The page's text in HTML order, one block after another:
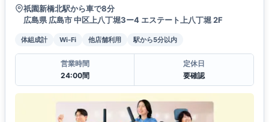
祇園新橋北駅から車で8分
広島県 広島市 中区上八丁堀3ー4 エステート上八丁堀 2F
体組成計 Wi-Fi 他店舗利用 駅から5分以内
営業時間
24:00間
定休日
要確認